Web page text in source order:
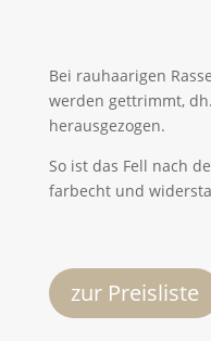
Bei rauhaarigen
werden gettrimmt,
herausgezogen.
So ist das Fell nach
farbecht und
zur Preisliste